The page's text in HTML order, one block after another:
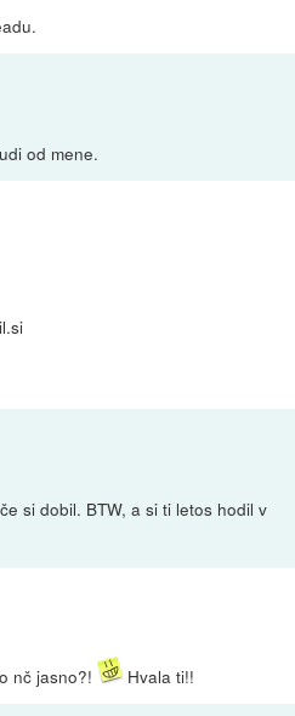
od mene.
si dobil. BTW, a si ti letos hodil v
nč jasno?! Hvala ti!!